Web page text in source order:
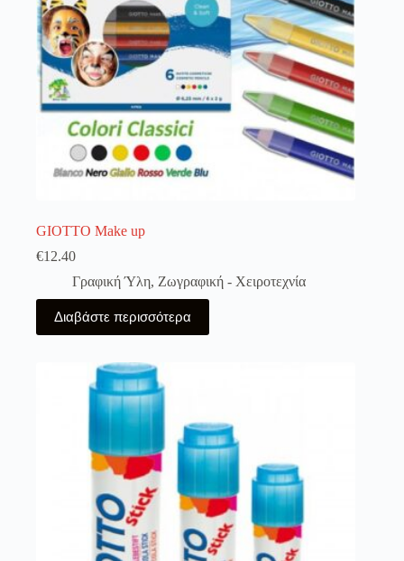
GIOTTO Make up
€12.40
Γραφική Ύλη, Ζωγραφική - Χειροτεχνία
Διαβάστε περισσότερα